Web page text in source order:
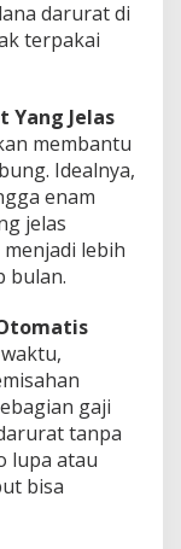
darurat di
terpakai
Yang Jelas
membantu
Idealnya,
enam
jelas
lebih
bulan.
gaji
tanpa
lupa atau
bisa